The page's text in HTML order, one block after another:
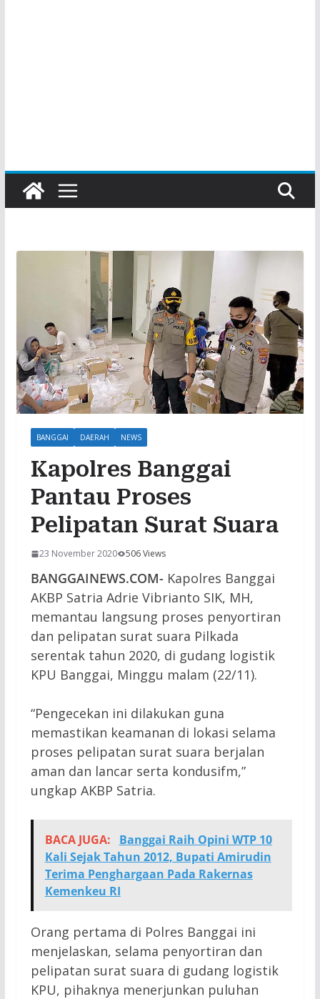
BANGGAI DAERAH NEWS
Kapolres Banggai
Pantau Proses
Pelipatan Surat Suara
23 November 2020 506 Views
BANGGAINEWS.COM-Kapolres Banggai
AKBP Satria Adrie Vibrianto SIK, MH,
memantau langsung proses penyortiran
dan pelipatan surat suara Pilkada
serentak tahun 2020, di gudang logistik
KPU Banggai, Minggu malam (22/11).
“Pengecekan ini dilakukan guna
memastikan keamanan di lokasi selama
proses pelipatan surat suara berjalan
aman dan lancar serta kondusifm,”
ungkap AKBP Satria.
BACA JUGA:
Banggai Raih Opini WTP 10
Kali Sejak Tahun 2012, Bupati Amirudin
Terima Penghargaan Pada Rakernas
Kemenkeu RI
Orang pertama di Polres Banggai ini
menjelaskan, selama penyortiran dan
pelipatan surat suara di gudang logistik
KPU, pihaknya menerjunkan puluhan